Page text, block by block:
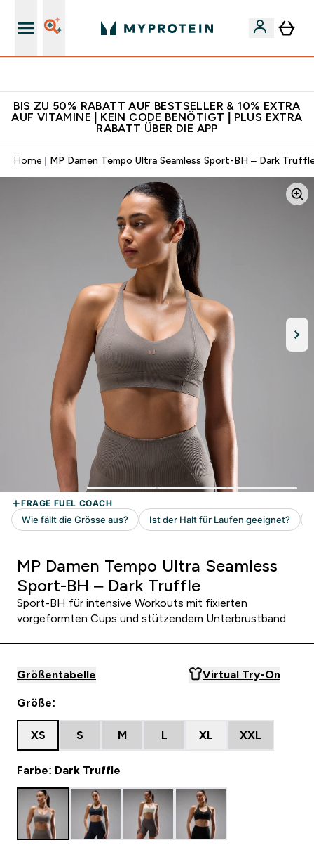
BIS ZU 50% RABATT AUF BESTSELLER & 10% EXTRA
AUF VITAMINE | KEIN CODE BENÖTIGT | PLUS EXTRA
RABATT ÜBER DIE APP
Home MP Damen Tempo Ultra Seamless Sport-BH – Dark
MP Damen Tempo Ultra Seamless
Sport-BH – Dark Truffle
Sport-BH für intensive Workouts mit fixierten
vorgeformten Cups und stützendem Unterbrustband
Größentabelle Virtual Try-On
Größe:
XS S M L XL XXL
Farbe: Dark Truffle